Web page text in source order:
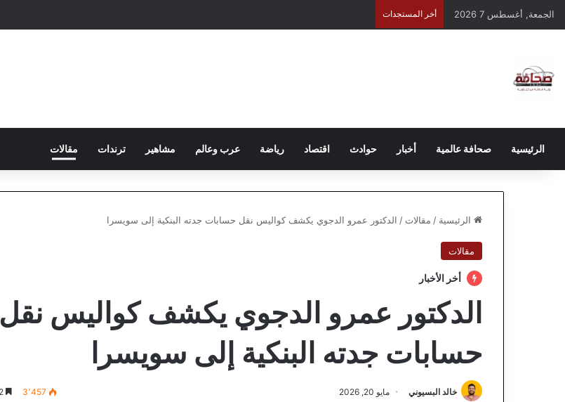
الجمعة, أغسطس 7 2026 أخر المستجدات
الرئيسية صحافة عالمية أخبار حوادث اقتصاد رياضة عرب وعالم مشاهير ترندات مقالات
الرئيسية / مقالات / الدكتور عمرو الدجوي يكشف كواليس نقل حسابات جدته البنكية إلى سويسرا
مقالات
أخر الأخبار
الدكتور عمرو الدجوي يكشف كواليس نقل
حسابات جدته البنكية إلى سويسرا
خالد البسيوني مايو 20, 2026 3٬457